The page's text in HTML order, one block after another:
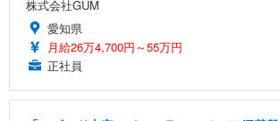
株式会社GUM
愛知県
月給26万4,700円～55万円
正社員